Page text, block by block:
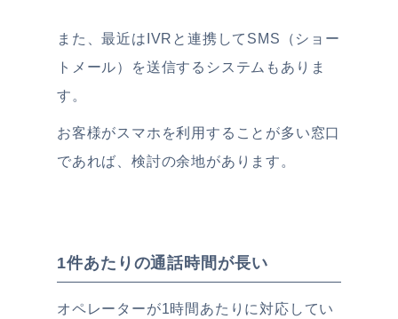
また、最近はIVRと連携してSMS（ショー
トメール）を送信するシステムもありま
す。
お客様がスマホを利用することが多い窓口
であれば、検討の余地があります。
1件あたりの通話時間が長い
オペレーターが1時間あたりに対応してい